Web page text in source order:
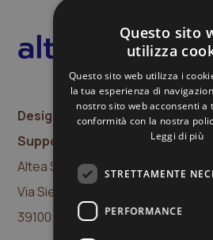
Design, Realizzazione,
Support
Altea Software Srl
Via Siemens, 29
39100 Bolzano
Questo sito
utilizza
Questo sito web utilizza i
la tua esperienza di
nostro sito web acconsenti a
conformità con la nostra
Leggi di più
STRETTAMENTE
PERFORMANCE